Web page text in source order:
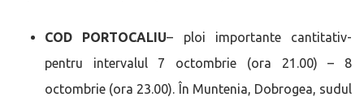
COD PORTOCALIU– ploi importante cantitativ-
pentru intervalul 7 octombrie (ora 21.00) – 8
octombrie (ora 23.00). În Muntenia, Dobrogea, sudul